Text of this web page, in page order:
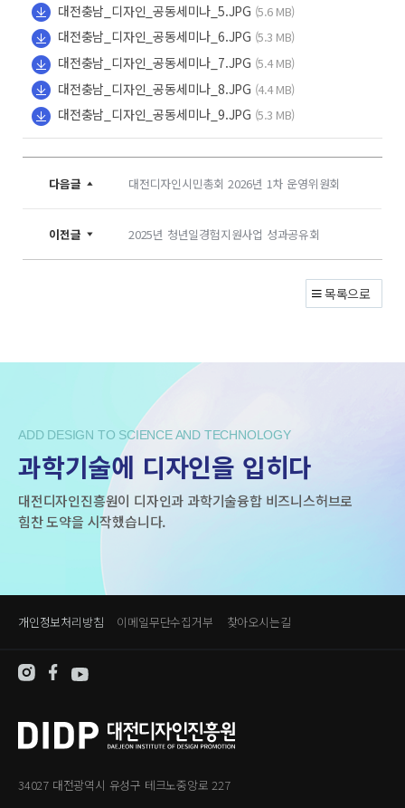
대전충남_디자인_공동세미나_5.JPG (5.6 MB)
대전충남_디자인_공동세미나_6.JPG (5.3 MB)
대전충남_디자인_공동세미나_7.JPG (5.4 MB)
대전충남_디자인_공동세미나_8.JPG (4.4 MB)
대전충남_디자인_공동세미나_9.JPG (5.3 MB)
다음글 대전디자인시민총회 2026년 1차 운영위원회
이전글 2025년 청년일경험지원사업 성과공유회
목록으로
ADD DESIGN TO SCIENCE AND TECHNOLOGY
과학기술에 디자인을 입히다
대전디자인진흥원이 디자인과 과학기술융합 비즈니스허브로
힘찬 도약을 시작했습니다.
개인정보처리방침 이메일무단수집거부 찾아오시는길
34027 대전광역시 유성구 테크노중앙로 227